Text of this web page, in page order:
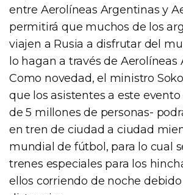
entre Aerolíneas Argentinas y
permitirá que muchos de los
viajen a Rusia a disfrutar del
lo hagan a través de Aerolíneas
Como novedad, el ministro
que los asistentes a este evento
de 5 millones de personas-
en tren de ciudad a ciudad
mundial de fútbol, para lo cual
trenes especiales para los
ellos corriendo de noche debido